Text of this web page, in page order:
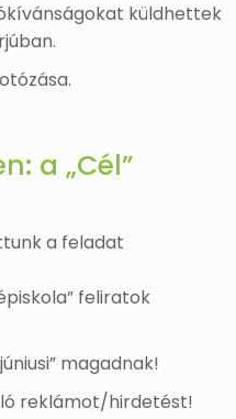
küldhettek
a „Cél”
a feladat
feliratok
magadnak!
reklámot/hirdetést!